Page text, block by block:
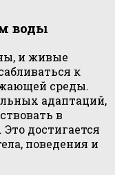
воды
и живые
к
среды.
адаптаций,
в
достигается
поведения и